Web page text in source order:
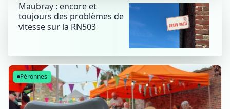
Maubray : encore et
toujours des problèmes de
vitesse sur la RN503
Péronnes